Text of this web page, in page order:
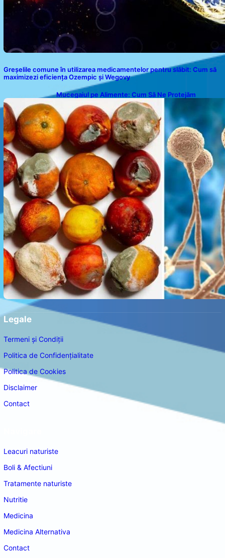
Greșelile comune în utilizarea medicamentelor pentru slăbit: Cum să
maximizezi eficiența Ozempic și Wegovy
Mucegaiul pe Alimente: Cum Să Ne Protejăm
Sănătatea?
Legale
Termeni și Condiții
Politica de Confidențialitate
Politica de Cookies
Disclaimer
Contact
Leacuri naturiste
Boli & Afectiuni
Tratamente naturiste
Nutritie
Medicina
Medicina Alternativa
Contact